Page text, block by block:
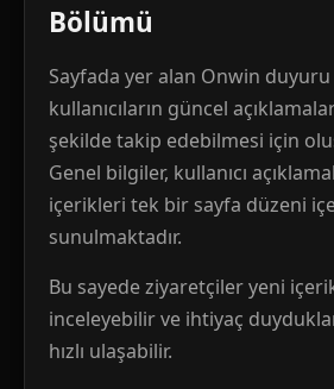
Bölümü
Sayfada yer alan Onwin
kullanıcıların güncel
şekilde takip edebilmesi için
Genel bilgiler, kullanıcı
içerikleri tek bir sayfa düzeni
sunulmaktadır.
Bu sayede ziyaretçiler yeni
inceleyebilir ve ihtiyaç
hızlı ulaşabilir.